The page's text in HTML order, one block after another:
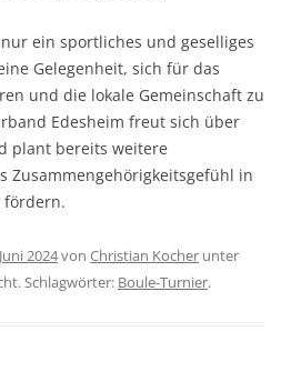
ein sportliches und geselliges
Gelegenheit, sich für das
und die lokale Gemeinschaft zu
Edesheim freut sich über
plant bereits weitere
Zusammengehörigkeitsgefühl in
fördern.
2024von Christian Kocher unter
Schlagwörter: Boule-Turnier.